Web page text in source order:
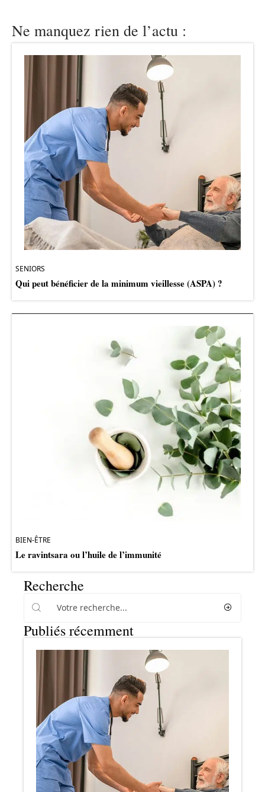
Ne manquez rien de l’actu :
SENIORS
Qui peut bénéficier de la minimum vieillesse (ASPA) ?
BIEN-ÊTRE
Le ravintsara ou l’huile de l’immunité
Recherche
Publiés récemment